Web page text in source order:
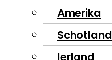
Amerika
Schotland
Ierland